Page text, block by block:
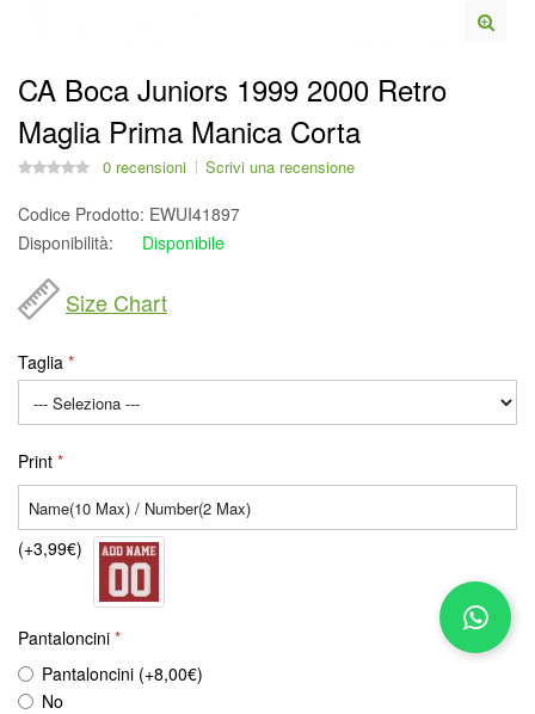
CA Boca Juniors 1999 2000 Retro
Maglia Prima Manica Corta
0 recensioni Scrivi una recensione
Codice Prodotto: EWUI41897
Disponibilità:
Disponibile
Size Chart
Taglia
Print
(+3,99€)
Pantaloncini
Pantaloncini (+8,00€)
No